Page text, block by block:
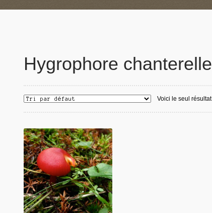
Hygrophore chanterelle
Voici le seul résultat